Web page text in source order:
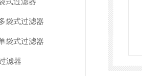
袋式过滤器
袋式过滤器
滤器